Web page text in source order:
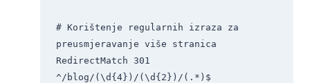
# Korištenje regularnih izraza za
preusmjeravanje više stranica
RedirectMatch 301
^/blog/(\d{4})/(\d{2})/(.*)$